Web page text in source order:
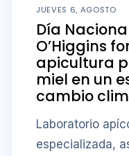
JUEVES 6, AGOSTO
Día
O’Higgins
apicultura
miel en un
cambio
Laboratorio
especializada,